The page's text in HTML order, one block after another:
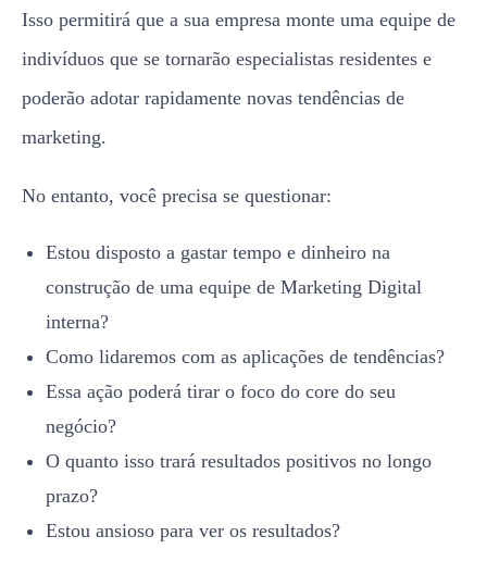
Isso permitirá que a sua empresa monte uma equipe de
indivíduos que se tornarão especialistas residentes e
poderão adotar rapidamente novas tendências de
marketing.
No entanto, você precisa se questionar:
Estou disposto a gastar tempo e dinheiro na
construção de uma equipe de Marketing Digital
interna?
Como lidaremos com as aplicações de tendências?
Essa ação poderá tirar o foco do core do seu
negócio?
O quanto isso trará resultados positivos no longo
prazo?
Estou ansioso para ver os resultados?